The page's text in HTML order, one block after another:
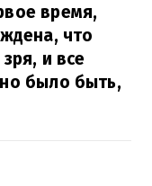
время,
что
и все
было быть,